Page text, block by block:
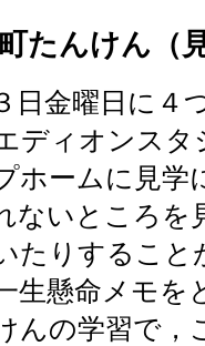
たんけん（
日金曜日に４
ディオンスタ
ホームに見学
ないところを
たりすること
生懸命メモを
んの学習で，